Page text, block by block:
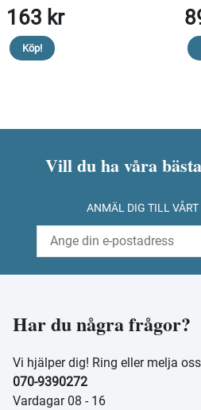
163 kr
Köp!
Vill du ha våra
ANMÄL DIG TILL VÅRT
Har du några frågor?
Vi hjälper dig! Ring eller melja
070-9390272
Vardagar 08 - 16